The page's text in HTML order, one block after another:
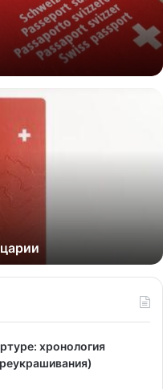
хронология